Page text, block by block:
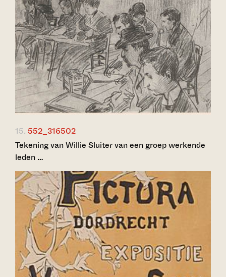
15. 552_316502
Tekening van Willie Sluiter van een groep werkende
leden …